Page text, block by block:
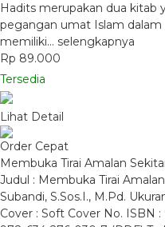
Hadits merupakan dua kitab
pegangan umat Islam dalam
memiliki… selengkapnya
Rp 89.000
Tersedia
Lihat Detail
Order Cepat
Membuka Tirai Amalan
Judul : Membuka Tirai
Subandi, S.Sos.I., M.Pd.
Cover : Soft Cover No. ISBN